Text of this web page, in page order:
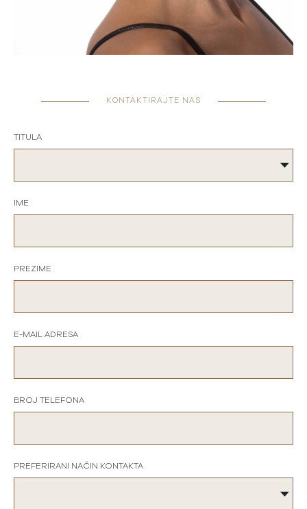
KONTAKTIRAJTE NAS
TITULA
IME
PREZIME
E-MAIL ADRESA
BROJ TELEFONA
PREFERIRANI NAČIN KONTAKTA